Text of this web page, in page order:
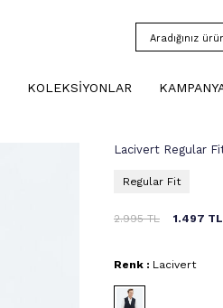
KOLEKSIYONLAR
Lacivert Regular
Regular Fit
2.995TL 1.497 TL
Renk : Lacivert